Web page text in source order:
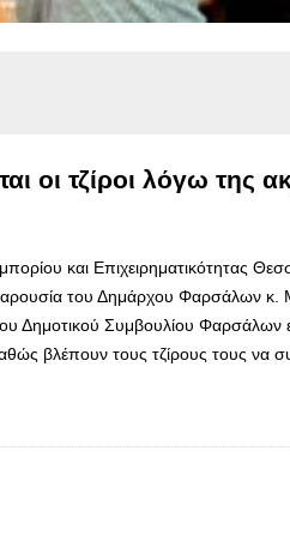
οι τζίροι λόγω της
και Επιχειρηματικότητας
του Δημάρχου Φαρσάλων κ.
Δημοτικού Συμβουλίου Φαρσάλων
βλέπουν τους τζίρους τους να